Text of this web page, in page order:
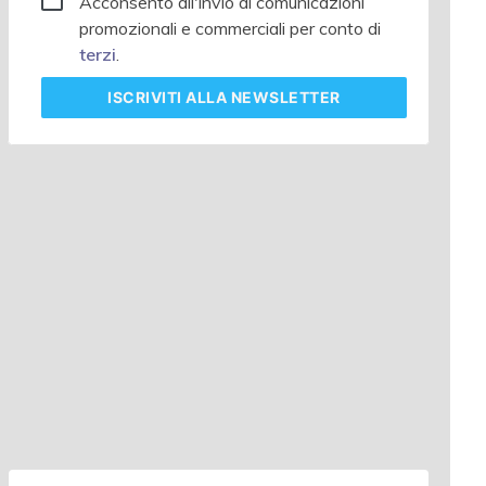
promozionali e commerciali per conto di
terzi.
ISCRIVITIALLA NEWSLETTER